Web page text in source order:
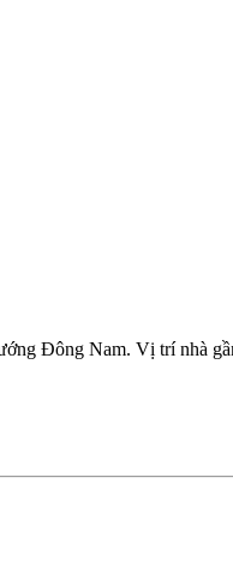
Đông Nam. Vị trí nhà